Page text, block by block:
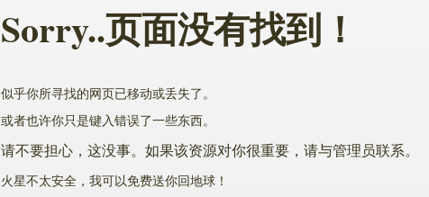
Sorry..页面没有找到！
似乎你所寻找的网页已移动或丢失了。
或者也许你只是键入错误了一些东西。
请不要担心，这没事。如果该资源对你很重要，请与管理员联系。
火星不太安全，我可以免费送你回地球！